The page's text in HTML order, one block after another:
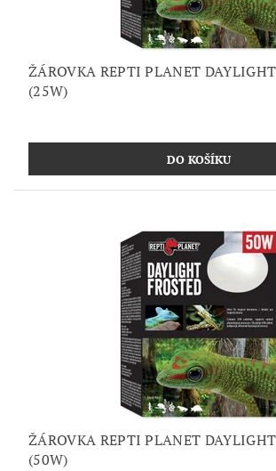
ŽÁROVKA REPTI PLANET
(25W)
ŽÁROVKA REPTI PLANET
(50W)